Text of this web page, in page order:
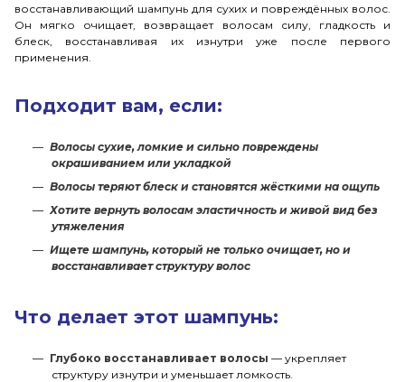
восстанавливающий шампунь для сухих и повреждённых волос.
Он мягко очищает, возвращает волосам силу, гладкость и
блеск, восстанавливая их изнутри уже после первого
применения.
Подходит вам, если:
Волосы сухие, ломкие и сильно повреждены
окрашиванием или укладкой
Волосы теряют блеск и становятся жёсткими на ощупь
Хотите вернуть волосам эластичность и живой вид без
утяжеления
Ищете шампунь, который не только очищает, но и
восстанавливает структуру волос
Что делает этот шампунь:
Глубоко восстанавливает волосы — укрепляет
структуру изнутри и уменьшает ломкость.